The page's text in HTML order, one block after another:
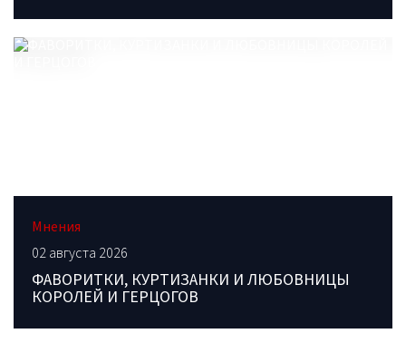
Мнения
02 августа 2026
ФАВОРИТКИ, КУРТИЗАНКИ И ЛЮБОВНИЦЫ
КОРОЛЕЙ И ГЕРЦОГОВ